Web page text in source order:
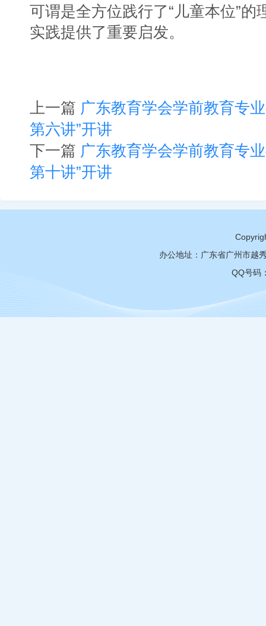
可谓是全方位践行了“儿童本位”
实践提供了重要启发。
上一篇 广东教育学会学前教育专
第六讲”开讲
下一篇 广东教育学会学前教育专
第十讲”开讲
办公地址：广东省广州市越
QQ号码